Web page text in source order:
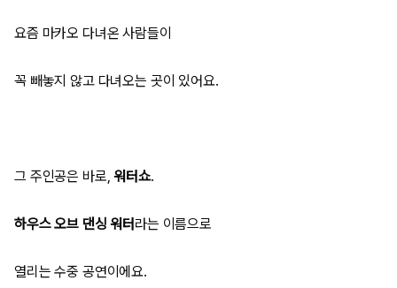
요즘 마카오 다녀온 사람들이
꼭 빼놓지 않고 다녀오는 곳이 있어요.
그 주인공은 바로,워터쇼.
하우스 오브 댄싱 워터 라는 이름으로
열리는 수중 공연이에요.